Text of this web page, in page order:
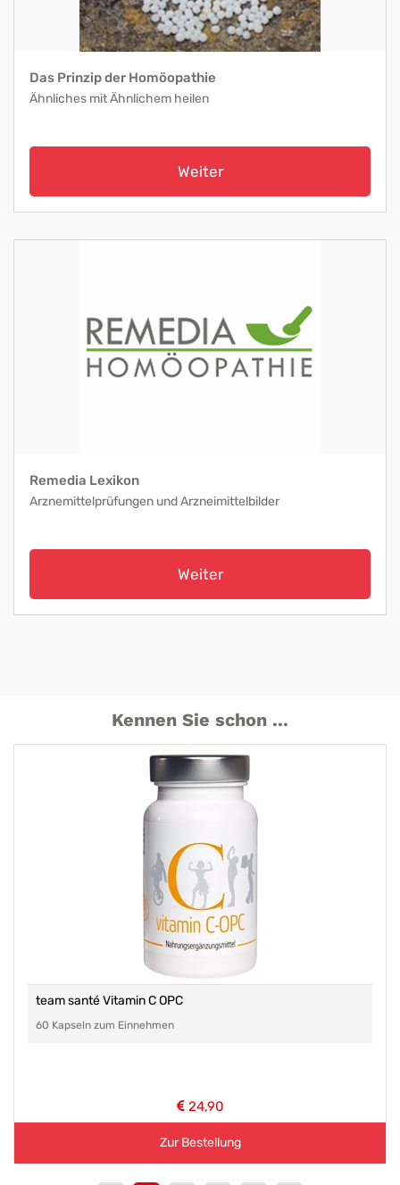
Das Prinzip der Homöopathie
Ähnliches mit Ähnlichem heilen
Weiter
Remedia Lexikon
Arznemittelprüfungen und Arzneimittelbilder
Weiter
Kennen Sie schon ...
team santé Vitamin C OPC
60 Kapseln zum Einnehmen
24,90
Zur Bestellung